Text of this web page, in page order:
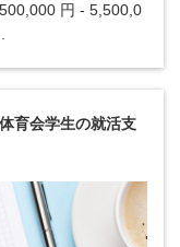
円 - 5,500,0
育会学生の就活支